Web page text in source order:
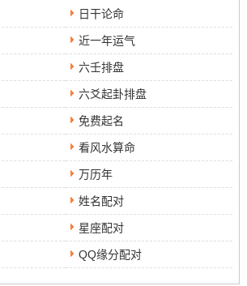
置：利用观音灵签时需要充分理解合
这不仅可以让咱们更好地与其他人相
高自己的智慧合素质，获得更好的职
日干论命
近一年运气
六壬排盘
六爻起卦排盘
免费起名
看风水算命
万历年
姓名配对
星座配对
QQ缘分配对